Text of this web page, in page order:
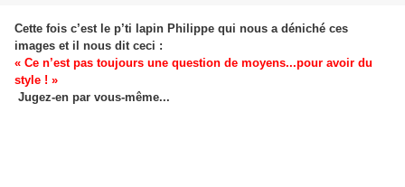
Cette fois c’est le p’ti lapin Philippe qui nous a déniché ces
images et il nous dit ceci :
« Ce n’est pas toujours une question de moyens...pour avoir du
style ! »
Jugez-en par vous-même...